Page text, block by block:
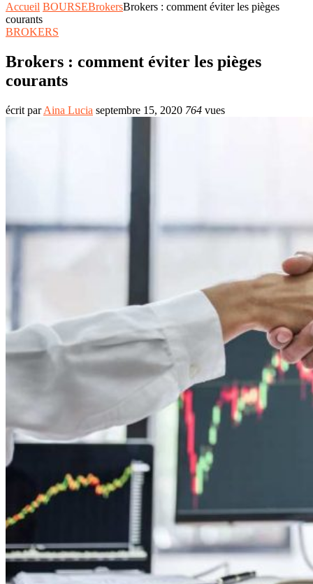
Accueil BOURSEBrokersBrokers : comment éviter les pièges
courants
BROKERS
Brokers : comment éviter les pièges
courants
écrit parAina Lucia septembre 15, 2020 764 vues